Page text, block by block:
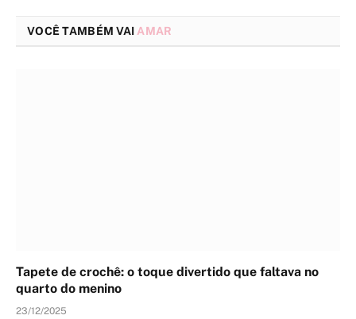
VOCÊ TAMBÉM VAI AMAR
Tapete de crochê: o toque divertido que faltava no
quarto do menino
23/12/2025